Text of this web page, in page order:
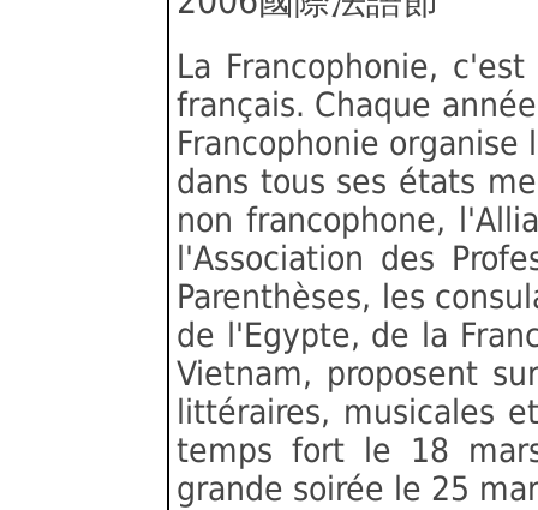
La Francophonie,
français. Chaque
Francophonie
dans tous ses états
non francophone,
l'Association des
Parenthèses, les
de l'Egypte, de la
Vietnam, proposent
littéraires, musicales
temps fort le 18
grande soirée le 25